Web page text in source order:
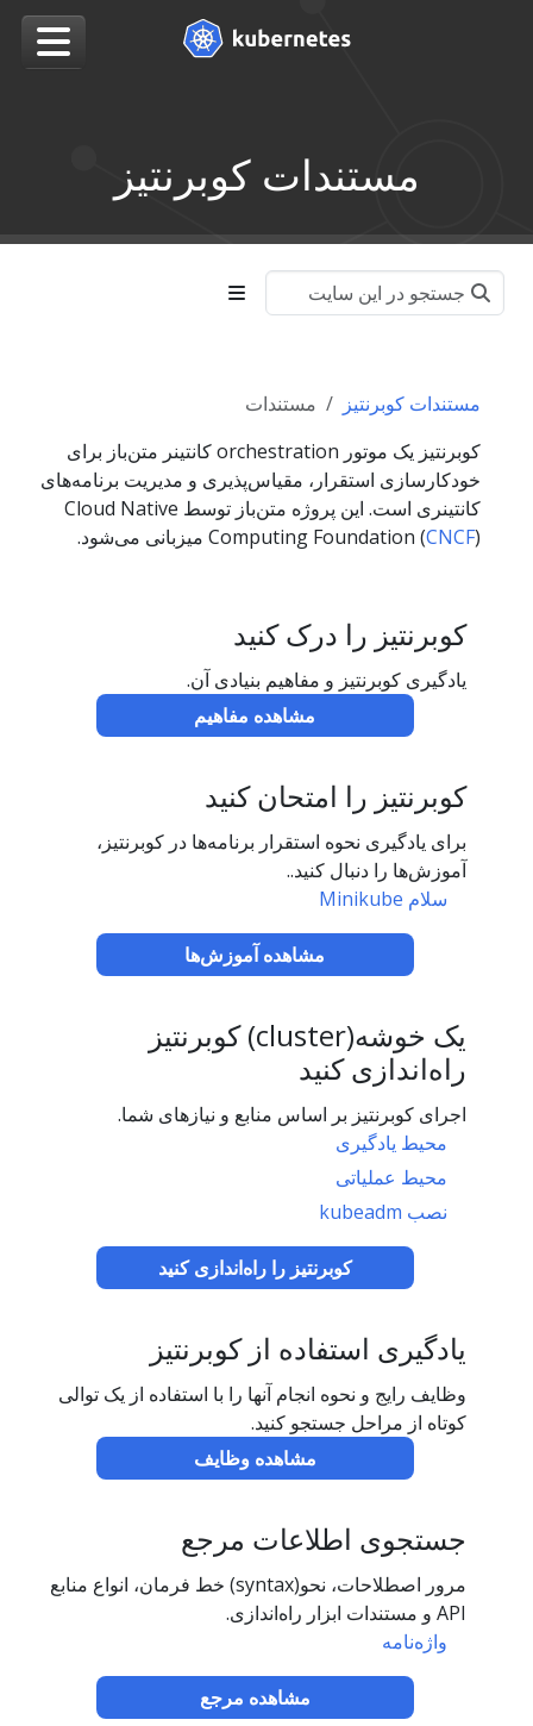
مستندات کوبرنتیز
مستندات کوبرنتیز
مستندات
کوبرنتیز یک موتور orchestration کانتینر متن‌باز برای
خودکارسازی استقرار، مقیاس‌پذیری و مدیریت برنامه‌های
کانتینری است. این پروژه متن‌باز توسط Cloud Native
Computing Foundation (CNCF) میزبانی می‌شود.
کوبرنتیز را درک کنید
یادگیری کوبرنتیز و مفاهیم بنیادی آن.
مشاهده مفاهیم
کوبرنتیز را امتحان کنید
برای یادگیری نحوه استقرار برنامه‌ها در کوبرنتیز،
آموزش‌ها را دنبال کنید..
سلام Minikube
مشاهده آموزش‌ها
یک خوشه(cluster) کوبرنتیز
راه‌اندازی کنید
اجرای کوبرنتیز بر اساس منابع و نیازهای شما.
محیط یادگیری
محیط عملیاتی
نصب kubeadm
کوبرنتیز را راه‌اندازی کنید
یادگیری استفاده از کوبرنتیز
وظایف رایج و نحوه انجام آنها را با استفاده از یک توالی
کوتاه از مراحل جستجو کنید.
مشاهده وظایف
جستجوی اطلاعات مرجع
مرور اصطلاحات، نحو(syntax) خط فرمان، انواع منابع
API و مستندات ابزار راه‌اندازی.
واژه‌نامه
مشاهده مرجع